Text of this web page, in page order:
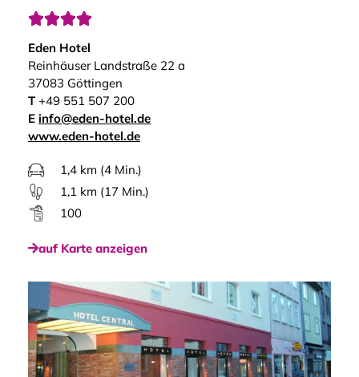

Eden Hotel
Reinhäuser Landstraße 22 a
37083 Göttingen
T+49 551 507 200
E info@eden-hotel.de
www.eden-hotel.de
1,4 km (4 Min.)
1,1 km (17 Min.)
100
auf Karte anzeigen